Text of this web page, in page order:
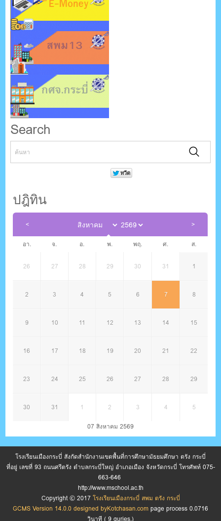
Search
ปฎิทิน
อา. จ. อ. พ. พฤ. ศ. ส.
26 27 28 29 30 31 1
2 3 4 5 6 7 8
9 10 11 12 13 14 15
16 17 18 19 20 21 22
23 24 25 26 27 28 29
30 31 1 2 3 4 5
07 สิงหาคม 2569
โรงเรียนเมืองกระบี่ สังกัดสำนักงานเขตพื้นที่การศึกษามัธยมศึกษา ตรัง กระบี่
ที่อยู่ เลขที่ 93 ถนนศรีตรัง ตำบลกระบี่ใหญ่ อำเภอเมือง จังหวัดกระบี่ โทรศัพท์ 075-
663-646
http://www.mschool.ac.th
Copyright © 2017 โรงเรียนเมืองกระบี่ สพม ตรัง กระบี่
GCMS Version 14.0.0 designed byKotchasan.com page process 0.0716
วินาที ( 9 quries.)